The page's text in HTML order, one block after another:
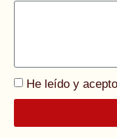
He leído y